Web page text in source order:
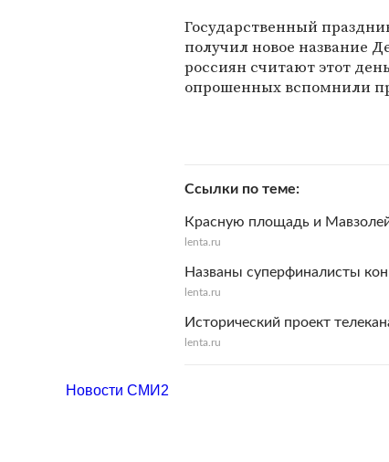
Государственный
получил новое название
россиян считают этот
опрошенных вспомнили
Ссылки по теме
Красную площадь и
lenta.ru
Названы суперфиналисты
lenta.ru
Исторический проект
lenta.ru
Новости СМИ2